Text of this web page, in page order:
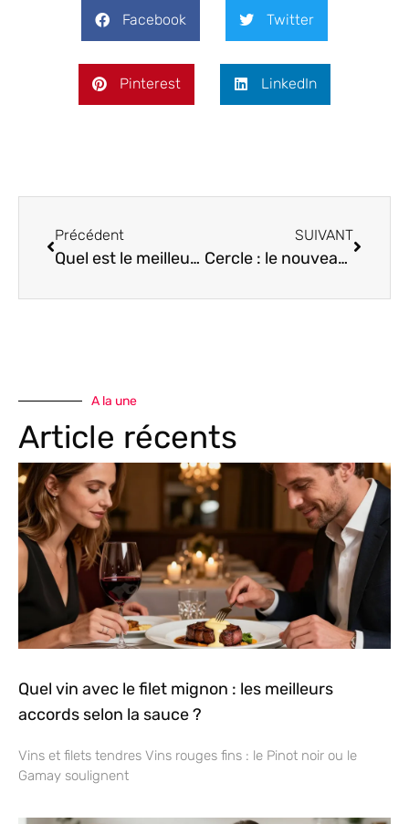
Facebook Twitter
Pinterest LinkedIn
Précédent
Quel est le meilleur mixeur pour les soupes ?
SUIVANT
Cercle : le nouveau programme minceur où l’on ne paye que pour ses kilos définitivement perdus !
A la une
Article récents
Quel vin avec le filet mignon : les meilleurs
accords selon la sauce ?
Vins et filets tendres Vins rouges fins : le Pinot noir ou le
Gamay soulignent